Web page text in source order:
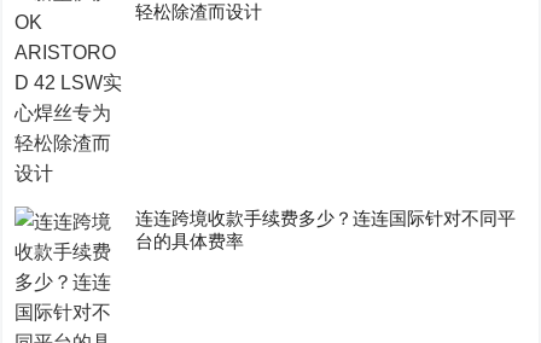
轻松除渣而设计
连连跨境收款手续费多少？连连国际针对不同平
台的具体费率